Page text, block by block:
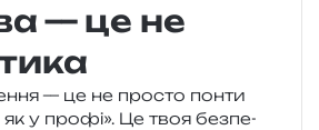
— це не
— це не про­сто понти
у профі». Це твоя без­пе­